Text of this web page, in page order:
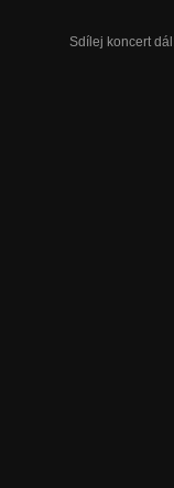
Sdílej koncert